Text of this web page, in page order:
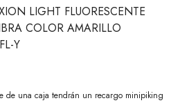
LIGHT FLUORESCENTE
COLOR AMARILLO
Y
de una caja tendrán un recargo minipiking